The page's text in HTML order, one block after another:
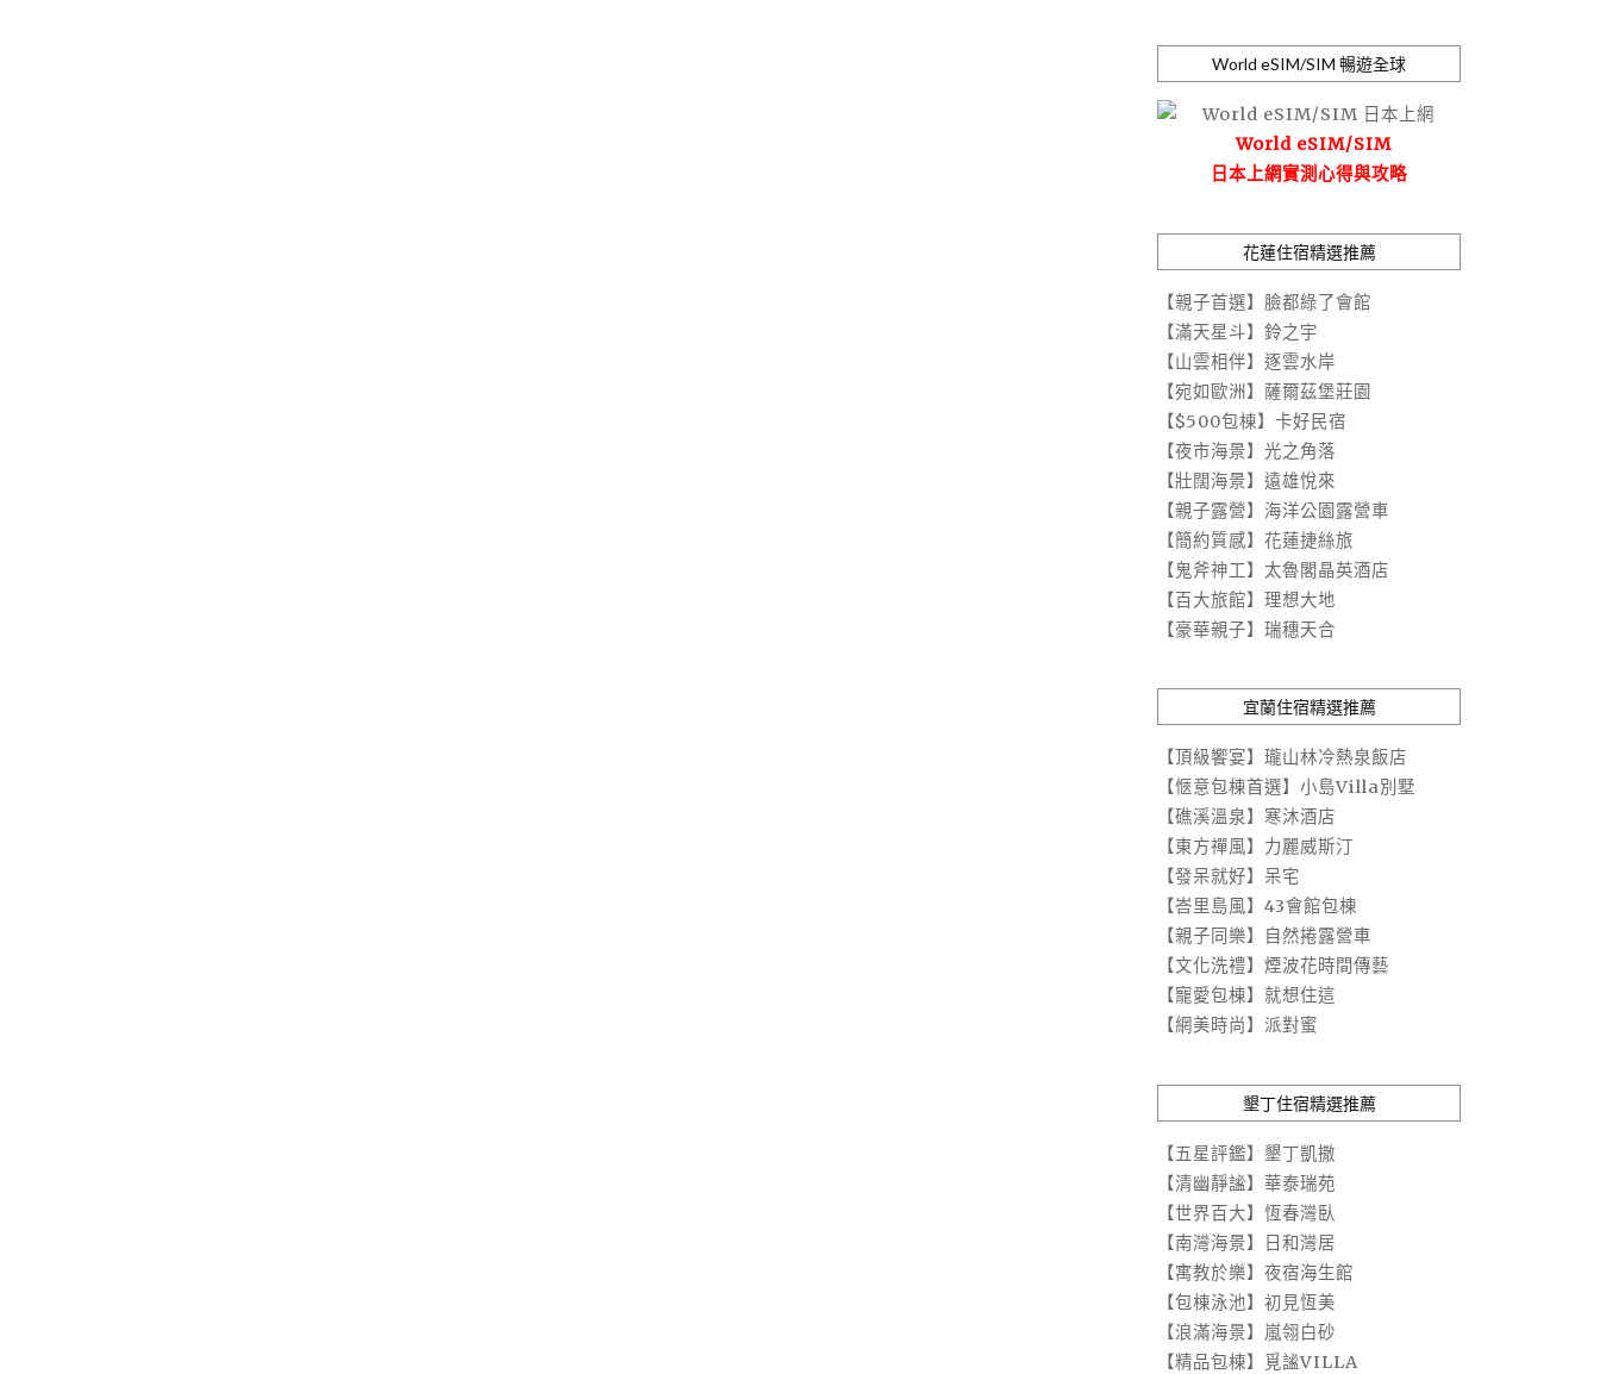
World eSIM/SIM 暢遊全球
World eSIM/SIM
日本上網實測心得與攻略
花蓮住宿精選推薦
【親子首選】臉都綠了會館
【滿天星斗】鈴之宇
【山雲相伴】逐雲水岸
【宛如歐洲】薩爾茲堡莊園
【$500包棟】卡好民宿
【夜市海景】光之角落
【壯闊海景】遠雄悅來
【親子露營】海洋公園露營車
【簡約質感】花蓮捷絲旅
【鬼斧神工】太魯閣晶英酒店
【百大旅館】理想大地
【豪華親子】瑞穗天合
宜蘭住宿精選推薦
【頂級饗宴】瓏山林冷熱泉飯店
【愜意包棟首選】小島Villa別墅
【礁溪溫泉】寒沐酒店
【東方禪風】力麗威斯汀
【發呆就好】呆宅
【峇里島風】43會館包棟
【親子同樂】自然捲露營車
【文化洗禮】煙波花時間傳藝
【寵愛包棟】就想住這
【網美時尚】派對蜜
墾丁住宿精選推薦
【五星評鑑】墾丁凱撒
【清幽靜謐】華泰瑞苑
【世界百大】恆春灣臥
【南灣海景】日和灣居
【寓教於樂】夜宿海生館
【包棟泳池】初見恆美
【浪滿海景】嵐翎白砂
【精品包棟】覓謐VILLA